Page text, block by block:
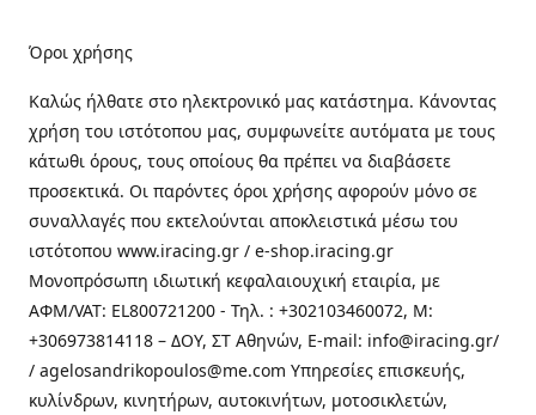
Όροι χρήσης
Καλώς ήλθατε στo ηλεκτρονικό μας κατάστημα. Κάνοντας
χρήση του ιστότοπου μας, συμφωνείτε αυτόματα με τους
κάτωθι όρους, τους οποίους θα πρέπει να διαβάσετε
προσεκτικά. Οι παρόντες όροι χρήσης αφορούν μόνο σε
συναλλαγές που εκτελούνται αποκλειστικά μέσω του
ιστότοπου www.iracing.gr / e-shop.iracing.gr
Μονοπρόσωπη ιδιωτική κεφαλαιουχική εταιρία, με
ΑΦΜ/VAT: EL800721200 - Τηλ. : +302103460072, M:
+306973814118 – ΔΟΥ, ΣΤ Αθηνών, E-mail: info@iracing.gr/
/ agelosandrikopoulos@me.com Υπηρεσίες επισκευής,
κυλίνδρων, κινητήρων, αυτοκινήτων, μοτοσικλετών,